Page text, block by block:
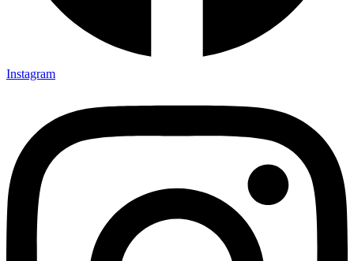
Instagram